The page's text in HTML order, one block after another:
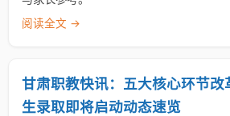
阅读全文 →
甘肃职教快讯：五大核心环节改
生录取即将启动动态速览